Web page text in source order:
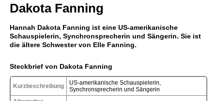
Dakota Fanning
Hannah Dakota Fanning ist eine US-amerikanische
Schauspielerin, Synchronsprecherin und Sängerin. Sie ist
die ältere Schwester von Elle Fanning.
Steckbrief von Dakota Fanning
Kurzbeschreibung
US-amerikanische Schauspielerin,
Synchronsprecherin und Sängerin